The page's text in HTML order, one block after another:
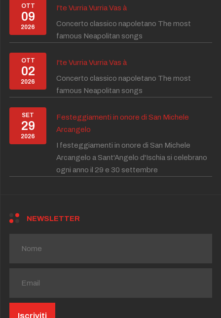
OTT
09
2026
I'te Vurria Vurria Vas à
Concerto classico napoletano The most
famous Neapolitan songs
OTT
02
2026
I'te Vurria Vurria Vas à
Concerto classico napoletano The most
famous Neapolitan songs
SET
29
2026
Festeggiamenti in onore di San Michele
Arcangelo
I festeggiamenti in onore di San Michele
Arcangelo a Sant'Angelo d'Ischia si celebrano
ogni anno il 29 e 30 settembre
NEWSLETTER